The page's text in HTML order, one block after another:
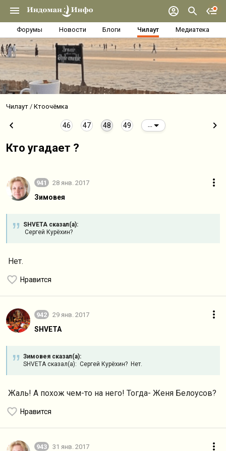
Форумы Новости Блоги Чилаут Медиатека
Чилаут Ктоочёмка
46 47 48 49
Кто угадает ?
941 28 янв. 2017
Зимовея
SHVETA сказал(а):
Сергей Курёхин?
Нет.
Нравится
942 29 янв. 2017
SHVETA
Зимовея сказал(а):
SHVETA сказал(а): Сергей Курёхин? Нет.
Жаль! А похож чем-то на него! Тогда- Женя Белоусов?
Нравится
943 31 янв. 2017